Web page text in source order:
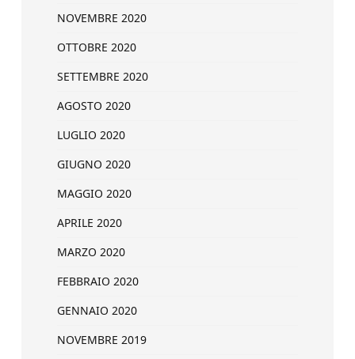
NOVEMBRE 2020
OTTOBRE 2020
SETTEMBRE 2020
AGOSTO 2020
LUGLIO 2020
GIUGNO 2020
MAGGIO 2020
APRILE 2020
MARZO 2020
FEBBRAIO 2020
GENNAIO 2020
NOVEMBRE 2019